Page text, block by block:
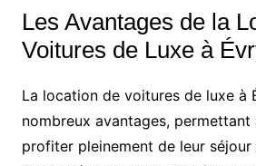
Les Avantages de la
Voitures de Luxe à
La location de voitures de luxe à
nombreux avantages,
profiter pleinement de leur séjour